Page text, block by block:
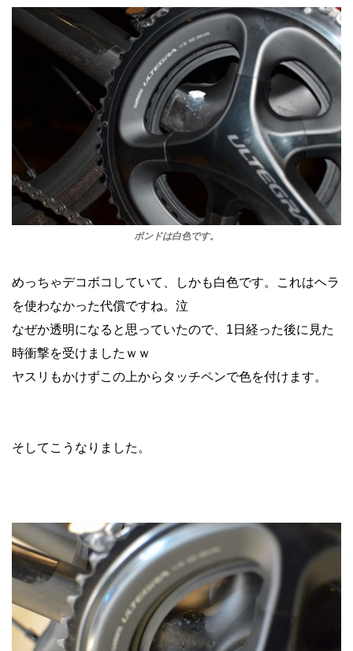
ボンドは白色です。
めっちゃデコボコしていて、しかも白色です。これはヘラ
を使わなかった代償ですね。泣
なぜか透明になると思っていたので、1日経った後に見た
時衝撃を受けましたｗｗ
ヤスリもかけずこの上からタッチペンで色を付けます。
そしてこうなりました。